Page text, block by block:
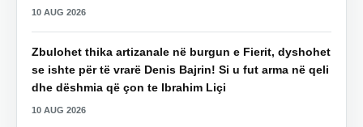
10 AUG 2026
Zbulohet thika artizanale në burgun e Fierit, dyshohet
se ishte për të vrarë Denis Bajrin! Si u fut arma në qeli
dhe dëshmia që çon te Ibrahim Liçi
10 AUG 2026